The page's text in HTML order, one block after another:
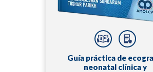
Guía práctica de
neonatal clínica y